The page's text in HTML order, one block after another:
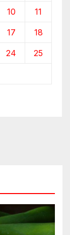
10 11
17 18
24 25